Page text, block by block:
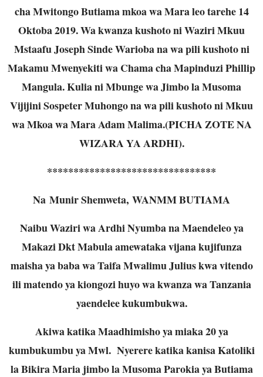
cha Mwitongo Butiama mkoa wa Mara leo tarehe 14
Oktoba 2019. Wa kwanza kushoto ni Waziri Mkuu
Mstaafu Joseph Sinde Warioba na wa pili kushoto ni
Makamu Mwenyekiti wa Chama cha Mapinduzi Phillip
Mangula. Kulia ni Mbunge wa Jimbo la Musoma
Vijijini Sospeter Muhongo na wa pili kushoto ni Mkuu
wa Mkoa wa Mara Adam Malima.(PICHA ZOTE NA
WIZARA YA ARDHI).
********************************
Na Munir Shemweta, WANMM BUTIAMA
Naibu Waziri wa Ardhi Nyumba na Maendeleo ya
Makazi Dkt Mabula amewataka vijana kujifunza
maisha ya baba wa Taifa Mwalimu Julius kwa vitendo
ili matendo ya kiongozi huyo wa kwanza wa Tanzania
yaendelee kukumbukwa.
Akiwa katika Maadhimisho ya miaka 20 ya
kumbukumbu ya Mwl. Nyerere katika kanisa Katoliki
la Bikira Maria jimbo la Musoma Parokia ya Butiama